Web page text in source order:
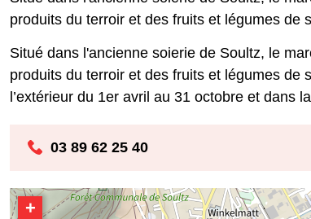
produits du terroir et des fruits et légumes de
Situé dans l'ancienne soierie de Soultz, le
produits du terroir et des fruits et légumes de
l’extérieur du 1er avril au 31 octobre et dans
03 89 62 25 40
+